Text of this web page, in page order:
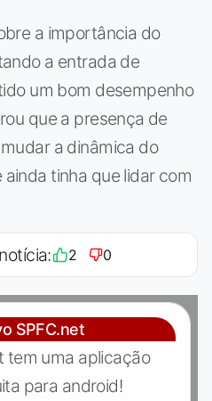
a importância do
a entrada de
um bom desempenho
que a presença de
a dinâmica do
tinha que lidar com
2 0
SPFC.net
tem uma aplicação
para android!